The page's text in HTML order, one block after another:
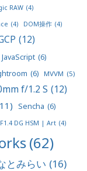
RAW (4)
(4) DOM操作 (4)
(12)
JavaScript (6)
(6) MVVM (5)
f/1.2 S (12)
Sencha (6)
DG HSM | Art (4)
(62)
とみらい (16)